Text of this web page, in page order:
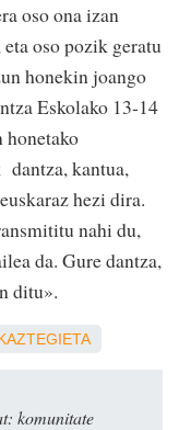
oso ona izan
oso pozik geratu
honekin joango
Eskolako 13-14
honetako
dantza, kantua,
hezi dira.
nahi du,
da. Gure dantza,
ditu».
komunitate